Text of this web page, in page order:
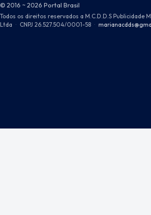
© 2016 ~ 2026 Portal Brasil
Todos os direitos reservados a M.C.D.D.S Publicidade
Ltda · CNPJ 26.527.504/0001-58 ·